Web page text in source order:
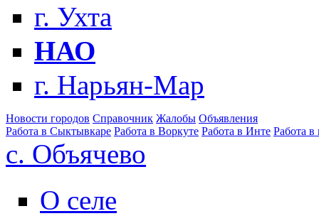
г. Ухта
НАО
г. Нарьян-Мар
Новости городов Справочник Жалобы Объявления
Работа в Сыктывкаре Работа в Воркуте Работа в Инте Работа в
с. Объячево
О селе